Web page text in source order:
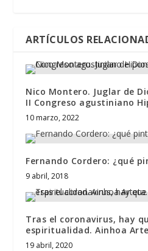
ARTÍCULOS
Nico Montero. Juglar de
II Congreso agustiniano
10 marzo, 2022
Fernando Cordero: ¿qué
9 abril, 2018
Tras el coronavirus, hay
espiritualidad. Ainhoa
19 abril, 2020